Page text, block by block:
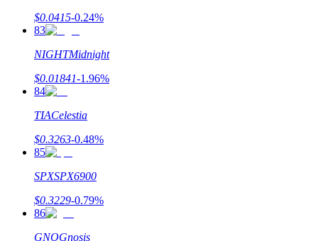
$0.0415-0.24%
83
NIGHTMidnight
$0.01841-1.96%
84
TIACelestia
$0.3263-0.48%
85
SPXSPX6900
$0.3229-0.79%
86
GNOGnosis